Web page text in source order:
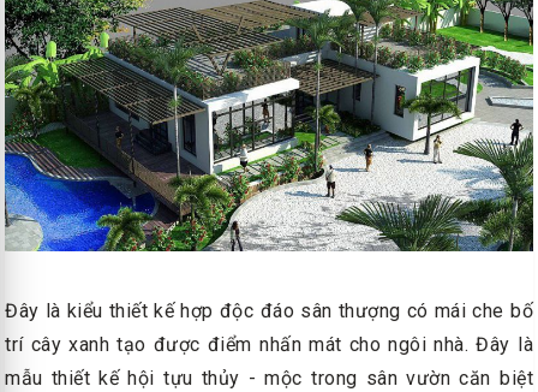
Đây là kiểu thiết kế hợp độc đáo sân thượng có mái che bố
trí cây xanh tạo được điểm nhấn mát cho ngôi nhà. Đây là
mẫu thiết kế hội tựu thủy - mộc trong sân vườn căn biệt